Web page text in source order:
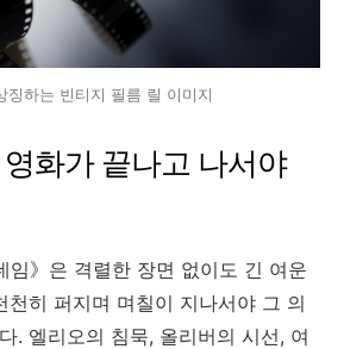
징하는 빈티지 필름 릴 이미지
화가 끝나고 나서야
임》은 격렬한 장면 없이도 긴 여운
천히 퍼지며 며칠이 지나서야 그 의
. 엘리오의 침묵, 올리버의 시선, 여